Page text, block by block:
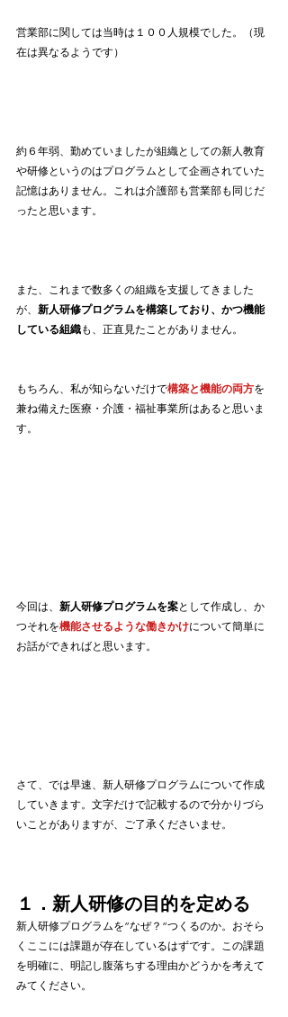
営業部に関しては当時は１００人規模でした。（現
在は異なるようです）
約６年弱、勤めていましたが組織としての新人教育
や研修というのはプログラムとして企画されていた
記憶はありません。これは介護部も営業部も同じだ
ったと思います。
また、これまで数多くの組織を支援してきました
が、 新人研修プログラムを構築しており、かつ機能
している組織も、正直見たことがありません。
もちろん、私が知らないだけで構築と機能の両方を
兼ね備えた医療・介護・福祉事業所はあると思いま
す。
今回は、 新人研修プログラムを案として作成し、か
つそれを機能させるような働きかけについて簡単に
お話ができればと思います。
さて、では早速、新人研修プログラムについて作成
していきます。文字だけで記載するので分かりづら
いことがありますが、ご了承くださいませ。
１．新人研修の目的を定める
新人研修プログラムを”なぜ？”つくるのか。おそら
くここには課題が存在しているはずです。この課題
を明確に、明記し腹落ちする理由かどうかを考えて
みてください。